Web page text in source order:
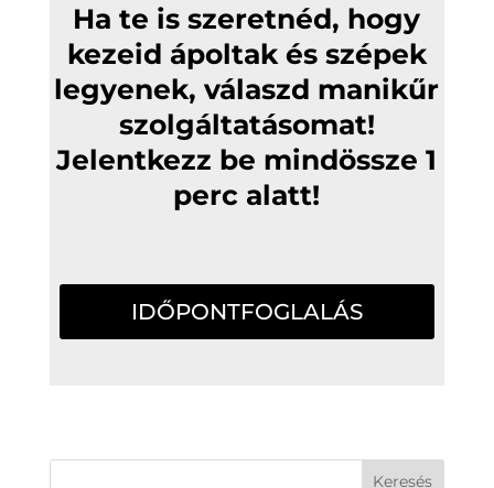
Ha te is szeretnéd, hogy
kezeid ápoltak és szépek
legyenek, válaszd manikűr
szolgáltatásomat!
Jelentkezz be mindössze 1
perc alatt!
IDŐPONTFOGLALÁS